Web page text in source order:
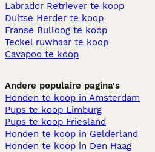
Labrador Retriever te koop
Duitse Herder te koop
Franse Bulldog te koop
Teckel ruwhaar te koop
Cavapoo te koop
Andere populaire pagina's
Honden te koop in Amsterdam
Pups te koop Limburg​
Pups te koop Friesland​
Honden te koop in Gelderland
Honden te koop in Den Haag